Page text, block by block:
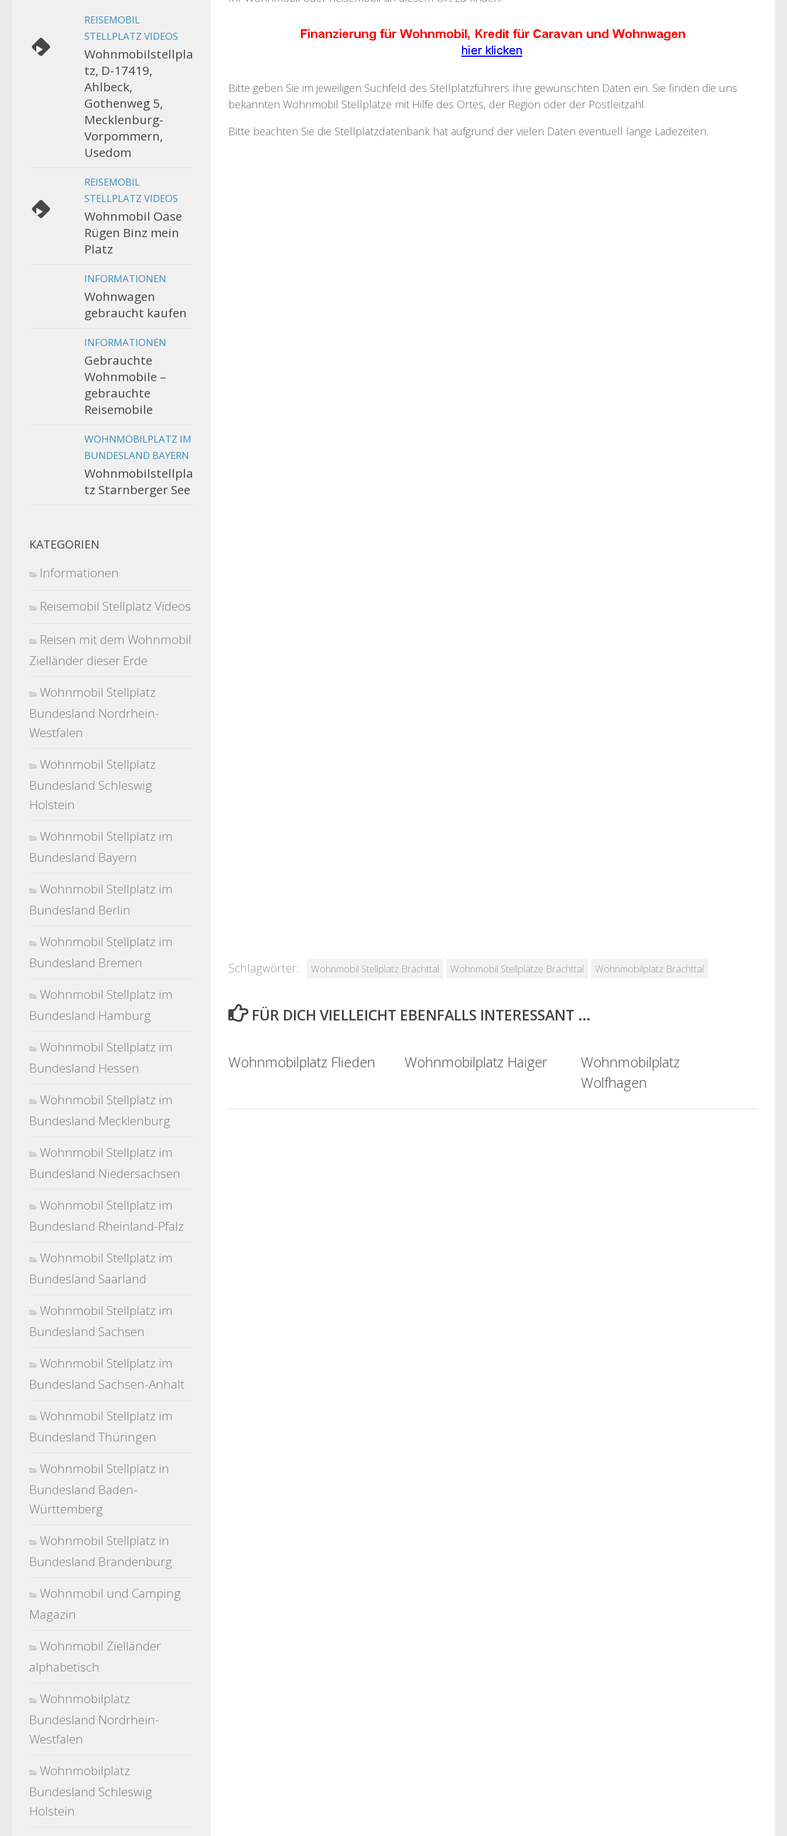
Bitte geben Sie im jeweiligen Suchfeld des Stellplatzführers Ihre gewünschten Daten ein. Sie finden die uns
bekannten Wohnmobil Stellplätze mit Hilfe des Ortes, der Region oder der Postleitzahl.
Bitte beachten Sie die Stellplatzdatenbank hat aufgrund der vielen Daten eventuell lange Ladezeiten.
Schlagwörter: Wohnmobil Stellplatz Brachttal Wohnmobil Stellplätze Brachttal Wohnmobilplatz Brachttal
FÜR DICH VIELLEICHT EBENFALLS INTERESSANT …
Wohnmobilplatz Flieden Wohnmobilplatz Haiger
Wohnmobilplatz
Wolfhagen
REISEMOBIL
STELLPLATZ VIDEOS
Wohnmobilstellpla
tz, D-17419,
Ahlbeck,
Gothenweg 5,
Mecklenburg-
Vorpommern,
Usedom
REISEMOBIL
STELLPLATZ VIDEOS
Wohnmobil Oase
Rügen Binz mein
Platz
INFORMATIONEN
Wohnwagen
gebraucht kaufen
INFORMATIONEN
Gebrauchte
Wohnmobile –
gebrauchte
Reisemobile
WOHNMOBILPLATZ IM
BUNDESLAND BAYERN
Wohnmobilstellpla
tz Starnberger See
KATEGORIEN
Informationen
Reisemobil Stellplatz Videos
Reisen mit dem Wohnmobil
Zielländer dieser Erde
Wohnmobil Stellplatz
Bundesland Nordrhein-
Westfalen
Wohnmobil Stellplatz
Bundesland Schleswig
Holstein
Wohnmobil Stellplatz im
Bundesland Bayern
Wohnmobil Stellplatz im
Bundesland Berlin
Wohnmobil Stellplatz im
Bundesland Bremen
Wohnmobil Stellplatz im
Bundesland Hamburg
Wohnmobil Stellplatz im
Bundesland Hessen
Wohnmobil Stellplatz im
Bundesland Mecklenburg
Wohnmobil Stellplatz im
Bundesland Niedersachsen
Wohnmobil Stellplatz im
Bundesland Rheinland-Pfalz
Wohnmobil Stellplatz im
Bundesland Saarland
Wohnmobil Stellplatz im
Bundesland Sachsen
Wohnmobil Stellplatz im
Bundesland Sachsen-Anhalt
Wohnmobil Stellplatz im
Bundesland Thüringen
Wohnmobil Stellplatz in
Bundesland Baden-
Württemberg
Wohnmobil Stellplatz in
Bundesland Brandenburg
Wohnmobil und Camping
Magazin
Wohnmobil Zielländer
alphabetisch
Wohnmobilplatz
Bundesland Nordrhein-
Westfalen
Wohnmobilplatz
Bundesland Schleswig
Holstein